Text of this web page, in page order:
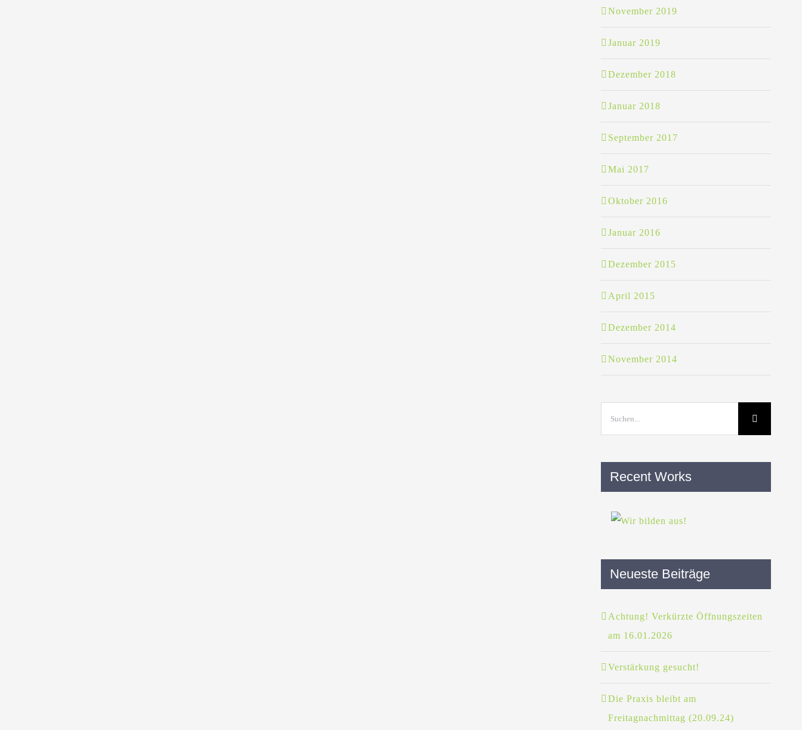
November 2019
Januar 2019
Dezember 2018
Januar 2018
September 2017
Mai 2017
Oktober 2016
Januar 2016
Dezember 2015
April 2015
Dezember 2014
November 2014
Recent Works
Neueste Beiträge
Achtung! Verkürzte Öffnungszeiten
am 16.01.2026
Verstärkung gesucht!
Die Praxis bleibt am
Freitagnachmittag (20.09.24)